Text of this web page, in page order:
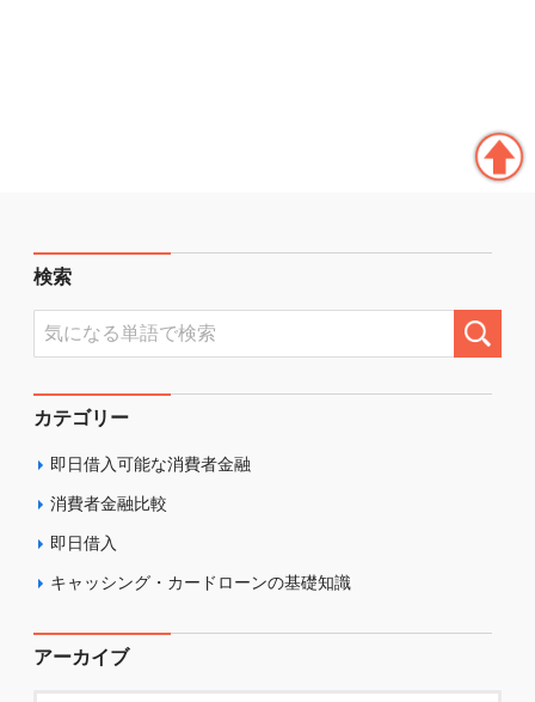
検索
カテゴリー
即日借入可能な消費者金融
消費者金融比較
即日借入
キャッシング・カードローンの基礎知識
アーカイブ